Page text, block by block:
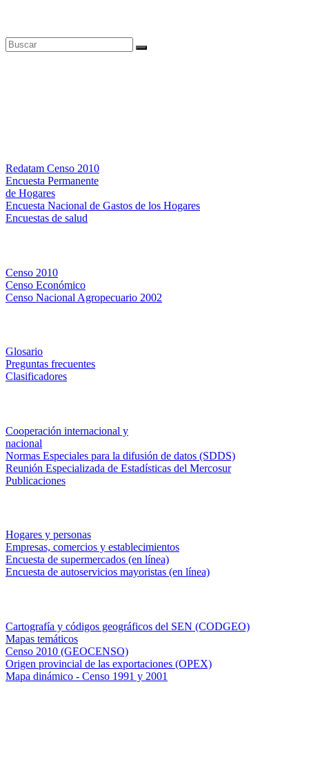
Redatam Censo 2010
Encuesta Permanente
de Hogares
Encuesta Nacional de Gastos de los Hogares
Encuestas de salud
Censo 2010
Censo Económico
Censo Nacional Agropecuario 2002
Glosario
Preguntas frecuentes
Clasificadores
Cooperación internacional y
nacional
Normas Especiales para la difusión de datos (SDDS)
Reunión Especializada de Estadísticas del Mercosur
Publicaciones
Hogares y personas
Empresas, comercios y establecimientos
Encuesta de supermercados (en línea)
Encuesta de autoservicios mayoristas (en línea)
Cartografía y códigos geográficos del SEN (CODGEO)
Mapas temáticos
Censo 2010 (GEOCENSO)
Origen provincial de las exportaciones (OPEX)
Mapa dinámico - Censo 1991 y 2001